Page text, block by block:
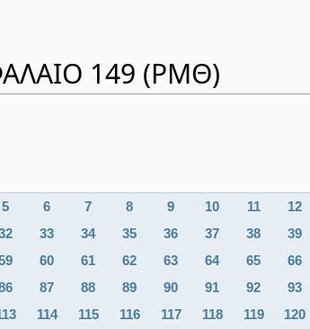
149 (ΡΜΘ)
5 6 7 8 9 10 11 12
33 34 35 36 37 38 39
60 61 62 63 64 65 66
87 88 89 90 91 92 93
114 115 116 117 118 119 120